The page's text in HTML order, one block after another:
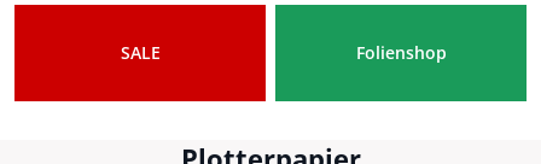
SALE Folienshop